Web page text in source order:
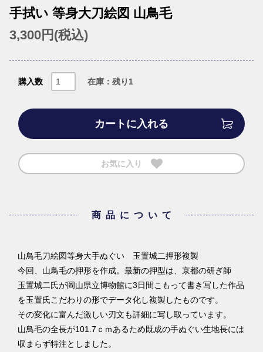
手拭い 等身大刀絵図 山鳥毛
3,300円(税込)
購入数 在庫：残り1
カートに入れる
お気に入り
商品について
山鳥毛刀絵図等身大手ぬぐい 玉置城二押形複製
今回、山鳥毛の押形を作成。最新の押型は、京都の研ぎ師
玉置城二氏が岡山県立博物館に3日間こもって書き写した作品
を玉置氏こだわりの形でデータ化し複製したものです。
その変化に富んだ激しい刃文も詳細に写し取っています。
山鳥毛の全長が101.7ｃｍあるため既成の手ぬぐい生地長には
収まらず特注としました。